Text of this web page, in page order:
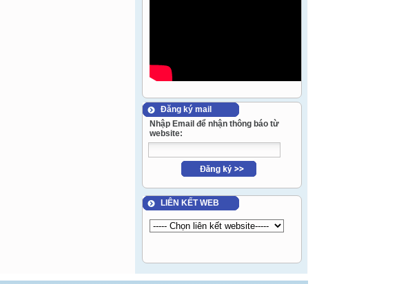
Đăng ký mail
Nhập Email để nhận thông báo từ
website:
LIÊN KẾT WEB